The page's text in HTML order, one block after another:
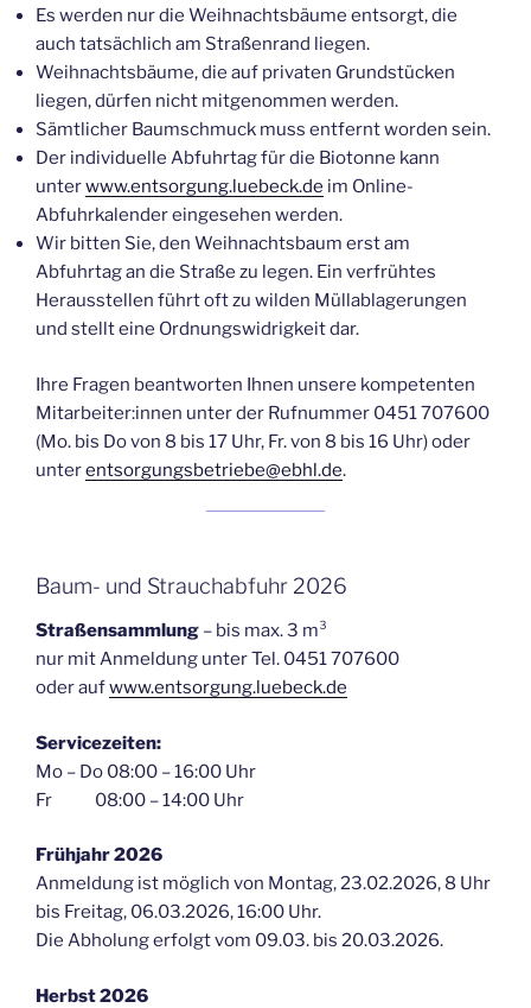
Es werden nur die Weihnachtsbäume entsorgt, die
auch tatsächlich am Straßenrand liegen.
Weihnachtsbäume, die auf privaten Grundstücken
liegen, dürfen nicht mitgenommen werden.
Sämtlicher Baumschmuck muss entfernt worden sein.
Der individuelle Abfuhrtag für die Biotonne kann
unterwww.entsorgung.luebeck.de im Online-
Abfuhrkalender eingesehen werden.
Wir bitten Sie, den Weihnachtsbaum erst am
Abfuhrtag an die Straße zu legen. Ein verfrühtes
Herausstellen führt oft zu wilden Müllablagerungen
und stellt eine Ordnungswidrigkeit dar.
Ihre Fragen beantworten Ihnen unsere kompetenten
Mitarbeiter:innen unter der Rufnummer 0451 707600
(Mo. bis Do von 8 bis 17 Uhr, Fr. von 8 bis 16 Uhr) oder
unterentsorgungsbetriebe@ebhl.de.
Baum- und Strauchabfuhr 2026
Straßensammlung – bis max. 3 m³
nur mit Anmeldung unter Tel. 0451 707600
oder aufwww.entsorgung.luebeck.de
Servicezeiten:
Mo – Do 08:00 – 16:00 Uhr
Fr 08:00 – 14:00 Uhr
Frühjahr 2026
Anmeldung ist möglich von Montag, 23.02.2026, 8 Uhr
bis Freitag, 06.03.2026, 16:00 Uhr.
Die Abholung erfolgt vom 09.03. bis 20.03.2026.
Herbst 2026